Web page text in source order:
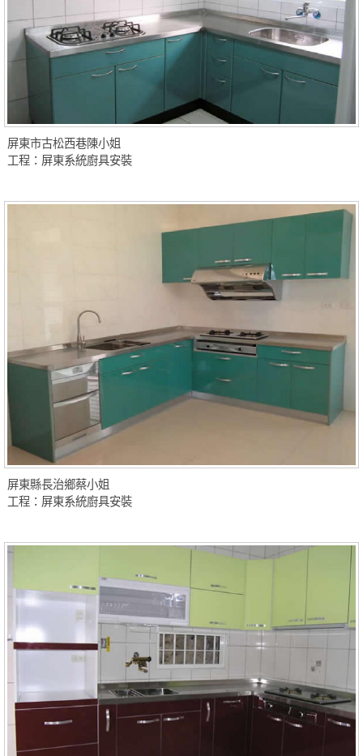
屏東市古松西巷陳小姐
工程：屏東系統廚具安裝
屏東縣長治鄉蔡小姐
工程：屏東系統廚具安裝